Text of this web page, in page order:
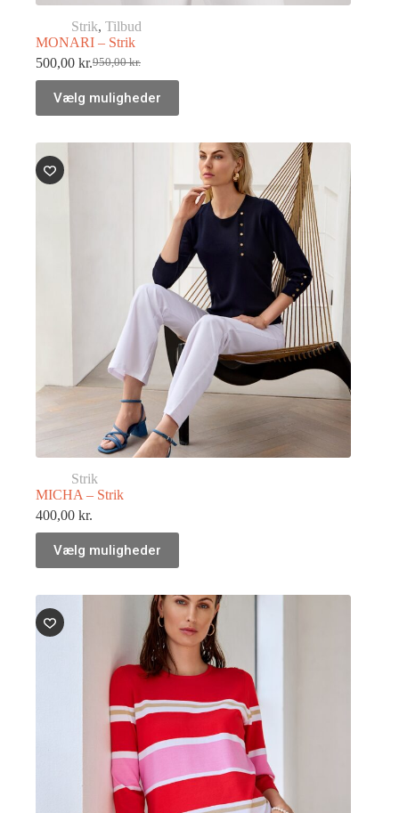
Strik, Tilbud
MONARI – Strik
950,00kr.
500,00 kr.
Vælg muligheder
Strik
MICHA – Strik
400,00 kr.
Vælg muligheder